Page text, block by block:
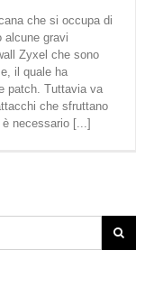
che si occupa di
alcune gravi
Zyxel che sono
il quale ha
patch. Tuttavia va
che sfruttano
necessario [...]